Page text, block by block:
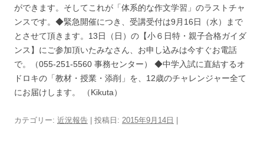
ができます。そしてこれが「体系的な作文学習」のラストチャ
ンスです。◆緊急開催につき、受講受付は9月16日（水）まで
とさせて頂きます。13日（日）の【小６日特・親子合格ガイダ
ンス】にご参加頂いたみなさん、お申し込みは今すぐお電話
で。（055-251‐5560 事務センター） ◆中学入試に直結するオ
ドロキの「教材・授業・添削」を、12歳のチャレンジャー全て
にお届けします。 （Kikuta）
カテゴリー: 近況報告 | 投稿日: 2015年9月14日